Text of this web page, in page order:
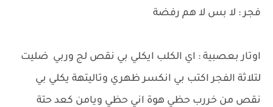
فجر : لا بس لا هم رفضة
اوتار بعصبية : اي الكلب ايكلي بي نقص لج وربي ضليت
لتلاثة الفجر اكتب بي انكسر ظهري وتاليتهة يكلي بي
نقص من خررب حظي هوة اني حظي ويامن كعد حتة